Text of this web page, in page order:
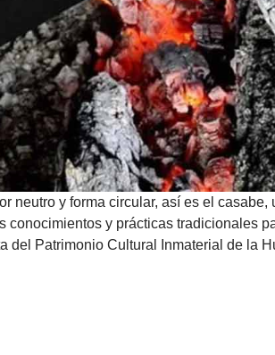
neutro y forma circular, así es el casabe,
conocimientos y prácticas tradicionales
del Patrimonio Cultural Inmaterial de la